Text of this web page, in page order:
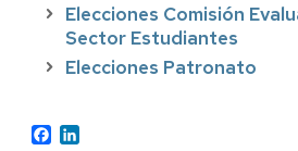
Elecciones Comisión
Sector Estudiantes
Elecciones Patronato
Facebook